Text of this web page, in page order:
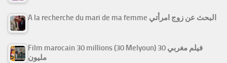
A la recherche du mari de ma femme البحث عن زوج امرأتي
Film marocain 30 millions (30 Melyoun) فيلم مغربي 30
مليون